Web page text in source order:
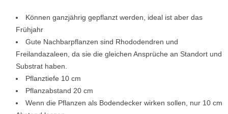
Können ganzjährig gepflanzt werden, ideal ist aber das
Frühjahr
Gute Nachbarpflanzen sind Rhododendren und
Freilandazaleen, da sie die gleichen Ansprüche an Standort und
Substrat haben.
Pflanztiefe 10 cm
Pflanzabstand 20 cm
Wenn die Pflanzen als Bodendecker wirken sollen, nur 10 cm